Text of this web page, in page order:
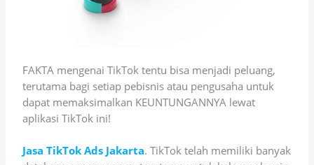
FAKTA mengenai TikTok tentu bisa menjadi peluang,
terutama bagi setiap pebisnis atau pengusaha untuk
dapat memaksimalkan KEUNTUNGANNYA lewat
aplikasi TikTok ini!
Jasa TikTok Ads Jakarta. TikTok telah memiliki banyak